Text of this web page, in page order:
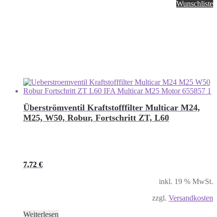
Wunschliste
Überströmventil Kraftstofffilter Multicar M24,
M25, W50, Robur, Fortschritt ZT, L60
7,72 €
inkl. 19 % MwSt.
zzgl. Versandkosten
Weiterlesen